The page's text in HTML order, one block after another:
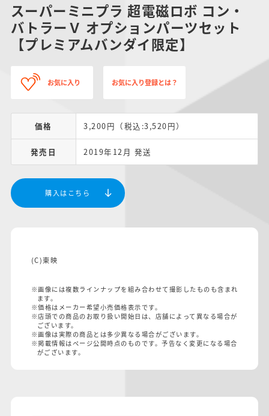
スーパーミニプラ 超電磁ロボ コン・
バトラーＶ オプションパーツセット
【プレミアムバンダイ限定】
お気に入り お気に入り登録とは？
価格 3,200円（税込:3,520円）
発売日 2019年12月 発送
購入はこちら
(C)東映
※画像には複数ラインナップを組み合わせて撮影したものも含まれ
ます。
※価格はメーカー希望小売価格表示です。
※店頭での商品のお取り扱い開始日は、店舗によって異なる場合が
ございます。
※画像は実際の商品とは多少異なる場合がございます。
※掲載情報はページ公開時点のものです。予告なく変更になる場合
がございます。